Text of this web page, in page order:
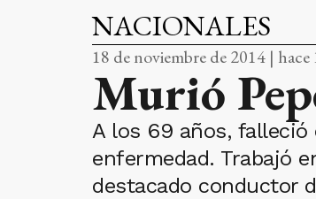
NACIONALES
18 de noviembre de 2014 | hace
Murió
A los 69 años, falleció
enfermedad. Trabajó
destacado conductor